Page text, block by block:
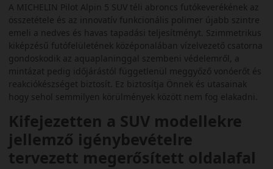
A MICHELIN Pilot Alpin 5 SUV téli abroncs futókeverékének az
összetétele és az innovatív funkcionális polimer újabb szintre
emeli a nedves és havas tapadási teljesítményt. Szimmetrikus
kiképzésű futófelületének középonalában vízelvezető csatorna
gondoskodik az aquaplaninggal szembeni védelemről, a
mintázat pedig időjárástól függetlenül meggyőző vonóerőt és
reakciókészséget biztosít. Ez biztosítja Önnek és utasainak
hogy sehol semmilyen körülmények között nem fog elakadni.
Kifejezetten a SUV modellekre
jellemző igénybevételre
tervezett megerősített oldalafal